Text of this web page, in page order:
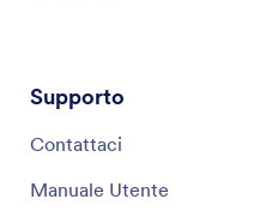
Supporto
Contattaci
Manuale Utente